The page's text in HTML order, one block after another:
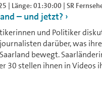
| Länge: 01:30:00 | SR
– und jetzt?
und Politiker
darüber, was ihre
bewegt.
30 stellen ihnen in Videos